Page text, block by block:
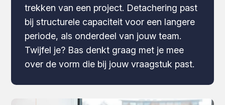
trekken van een project. Detachering past
bij structurele capaciteit voor een langere
periode, als onderdeel van jouw team.
Twijfel je? Bas denkt graag met je mee
over de vorm die bij jouw vraagstuk past.